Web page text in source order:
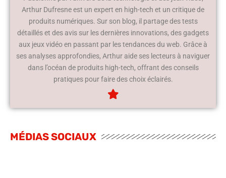
Arthur Dufresne est un expert en high-tech et un critique de
produits numériques. Sur son blog, il partage des tests
détaillés et des avis sur les dernières innovations, des gadgets
aux jeux vidéo en passant par les tendances du web. Grâce à
ses analyses approfondies, Arthur aide ses lecteurs à naviguer
dans l’océan de produits high-tech, offrant des conseils
pratiques pour faire des choix éclairés.
MÉDIAS SOCIAUX